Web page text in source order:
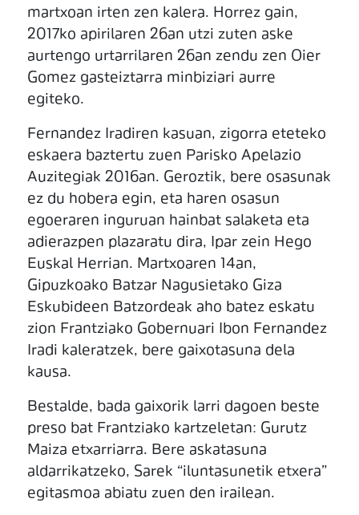
martxoan irten zen kalera. Horrez gain,
2017ko apirilaren 26an utzi zuten aske
aurtengo urtarrilaren 26an zendu zen Oier
Gomez gasteiztarra minbiziari aurre
egiteko.
Fernandez Iradiren kasuan, zigorra eteteko
eskaera baztertu zuen Parisko Apelazio
Auzitegiak 2016an. Geroztik, bere osasunak
ez du hobera egin, eta haren osasun
egoeraren inguruan hainbat salaketa eta
adierazpen plazaratu dira, Ipar zein Hego
Euskal Herrian. Martxoaren 14an,
Gipuzkoako Batzar Nagusietako Giza
Eskubideen Batzordeak aho batez eskatu
zion Frantziako Gobernuari Ibon Fernandez
Iradi kaleratzek, bere gaixotasuna dela
kausa.
Bestalde, bada gaixorik larri dagoen beste
preso bat Frantziako kartzeletan: Gurutz
Maiza etxarriarra. Bere askatasuna
aldarrikatzeko, Sarek “iluntasunetik etxera”
egitasmoa abiatu zuen den irailean.